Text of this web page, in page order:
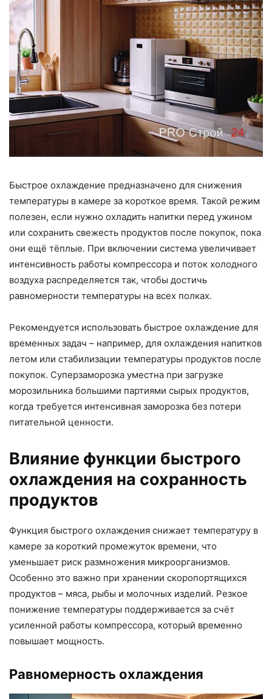
Быстрое охлаждение предназначено для снижения
температуры в камере за короткое время. Такой режим
полезен, если нужно охладить напитки перед ужином
или сохранить свежесть продуктов после покупок, пока
они ещё тёплые. При включении система увеличивает
интенсивность работы компрессора и поток холодного
воздуха распределяется так, чтобы достичь
равномерности температуры на всех полках.
Рекомендуется использовать быстрое охлаждение для
временных задач – например, для охлаждения напитков
летом или стабилизации температуры продуктов после
покупок. Суперзаморозка уместна при загрузке
морозильника большими партиями сырых продуктов,
когда требуется интенсивная заморозка без потери
питательной ценности.
Влияние функции быстрого
охлаждения на сохранность
продуктов
Функция быстрого охлаждения снижает температуру в
камере за короткий промежуток времени, что
уменьшает риск размножения микроорганизмов.
Особенно это важно при хранении скоропортящихся
продуктов – мяса, рыбы и молочных изделий. Резкое
понижение температуры поддерживается за счёт
усиленной работы компрессора, который временно
повышает мощность.
Равномерность охлаждения